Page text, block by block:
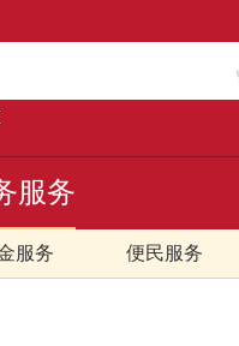
服务
服务 便民服务